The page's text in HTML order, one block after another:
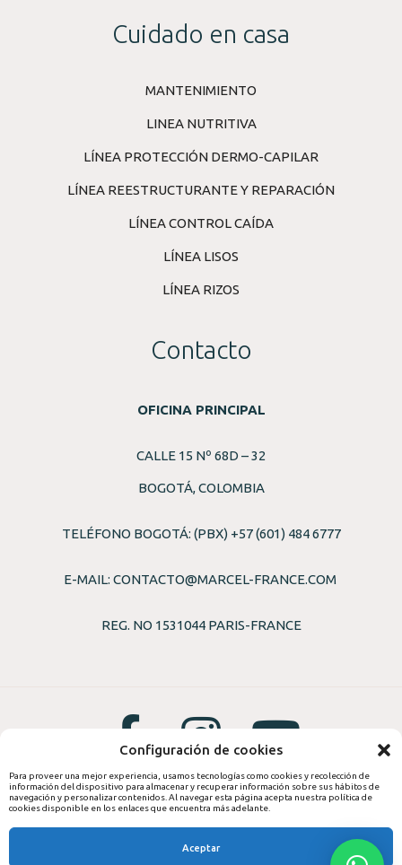
Configuración de cookies
Para proveer una mejor experiencia, usamos tecnologías como cookies y recolección de
información del dispositivo para almacenar y recuperar información sobre sus hábitos de
navegación y personalizar contenidos. Al navegar esta página acepta nuestra política de
cookies disponible en los enlaces que encuentra más adelante.
Aceptar
Cuidado en casa
MANTENIMIENTO
LINEA NUTRITIVA
LÍNEA PROTECCIÓN DERMO-CAPILAR
LÍNEA REESTRUCTURANTE Y REPARACIÓN
LÍNEA CONTROL CAÍDA
LÍNEA LISOS
LÍNEA RIZOS
Contacto
OFICINA PRINCIPAL
CALLE 15 Nº 68D – 32
BOGOTÁ, COLOMBIA
TELÉFONO BOGOTÁ: (PBX) +57 (601) 484 6777
E-MAIL: CONTACTO@MARCEL-FRANCE.COM
REG. NO 1531044 PARIS-FRANCE
© 2026,PROFRANCE S.A.S